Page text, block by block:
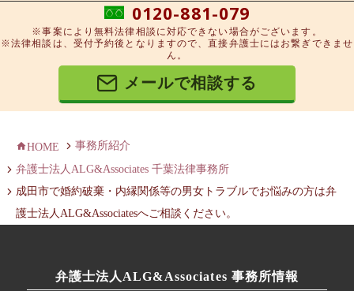
0120-881-079
※事案により無料法律相談に対応できない場合がございます。
※法律相談は、受付予約後となりますので、直接弁護士にはお繋ぎできませ
ん。
メールで相談する
HOME
事務所紹介
弁護士法人ALG&Associates 千葉法律事務所
成田市で婚約破棄・内縁関係等の男女トラブルでお悩みの方は弁
護士法人ALG&Associatesへご相談ください。
弁護士法人ALG&Associates 事務所情報